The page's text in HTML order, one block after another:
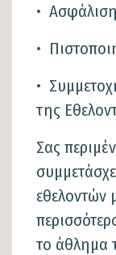
•
•
•
της
Σας
εθελοντών
το άθλημα